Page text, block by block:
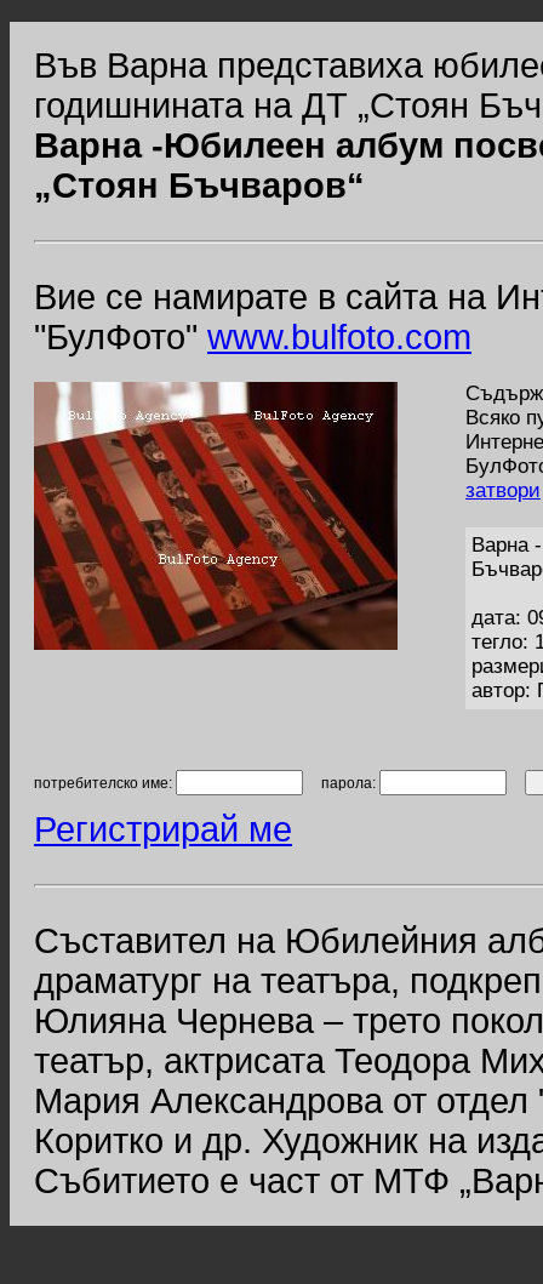
Във Варна представиха
годишнината на ДТ „Стоян
Варна -Юбилеен албум
„Стоян Бъчваров“
Вие се намирате в сайта на
"БулФото" www.bulfoto.com
Всяко
затвори
Варна
дата:
тегло:
автор:
потребителско име: парола:
Регистрирай ме
Съставител на Юбилейния
драматург на театъра,
Юлияна Чернева – трето
театър, актрисата Теодора
Мария Александрова от
Коритко и др. Художник на
Събитието е част от МТФ